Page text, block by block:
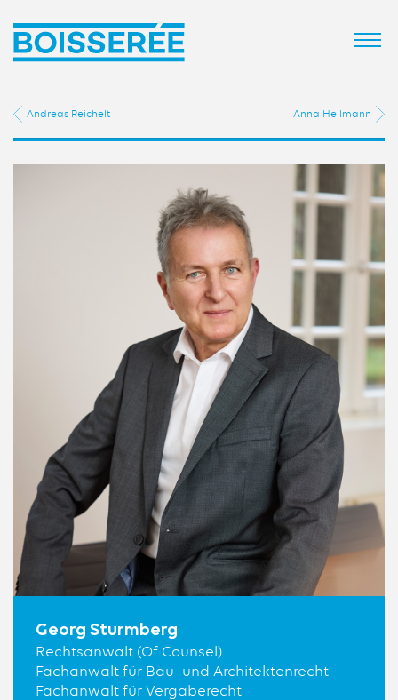
Andreas Reichelt Anna Hellmann
Georg Sturmberg
Rechtsanwalt (Of Counsel)
Fachanwalt für Bau- und Architektenrecht
Fachanwalt für Vergaberecht